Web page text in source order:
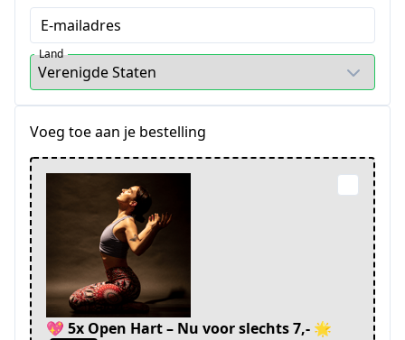
E-mailadres
Land
Voeg toe aan je bestelling
💖 5x Open Hart – Nu voor slechts 7,- 🌟